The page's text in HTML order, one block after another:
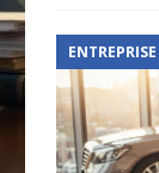
ENTREPRISE